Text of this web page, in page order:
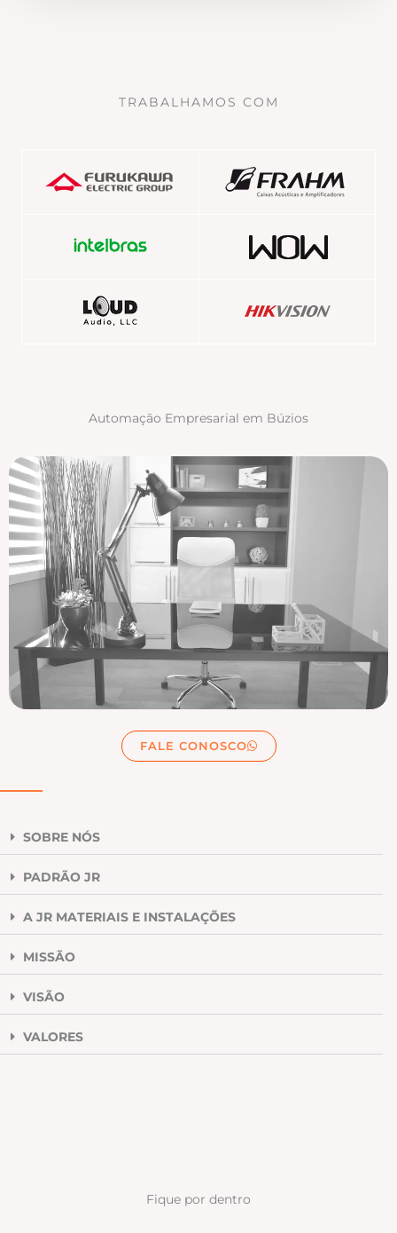
TRABALHAMOS COM
Automação Empresarial em Búzios
FALE CONOSCO
SOBRE NÓS
PADRÃO JR
A JR MATERIAIS E INSTALAÇÕES
MISSÃO
VISÃO
VALORES
Fique por dentro